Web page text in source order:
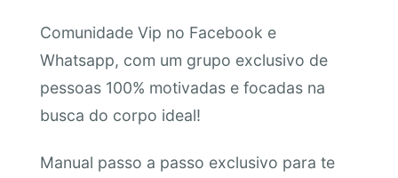
Comunidade Vip no Facebook e
Whatsapp, com um grupo exclusivo de
pessoas 100% motivadas e focadas na
busca do corpo ideal!
Manual passo a passo exclusivo para te